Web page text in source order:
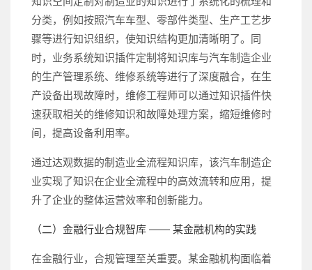
分类，例如按照汽车车型、零部件类型、生产工艺步
骤等进行知识组织，使知识结构更加清晰明了。同
时，业务系统知识插件定制将知识库与汽车制造企业
的生产管理系统、维修系统等进行了深度融合，在生
产设备出现故障时，维修工程师可以通过知识插件快
速获取相关的维修知识和故障处理方案，缩短维修时
间，提高设备利用率。
通过达观数据的制造业全流程知识库，该汽车制造企
业实现了知识在企业全流程中的高效流转和应用，提
升了企业的整体运营效率和创新能力。
（二）金融行业合规智库 —— 某金融机构的实践
在金融行业，合规管理至关重要。某金融机构面临着